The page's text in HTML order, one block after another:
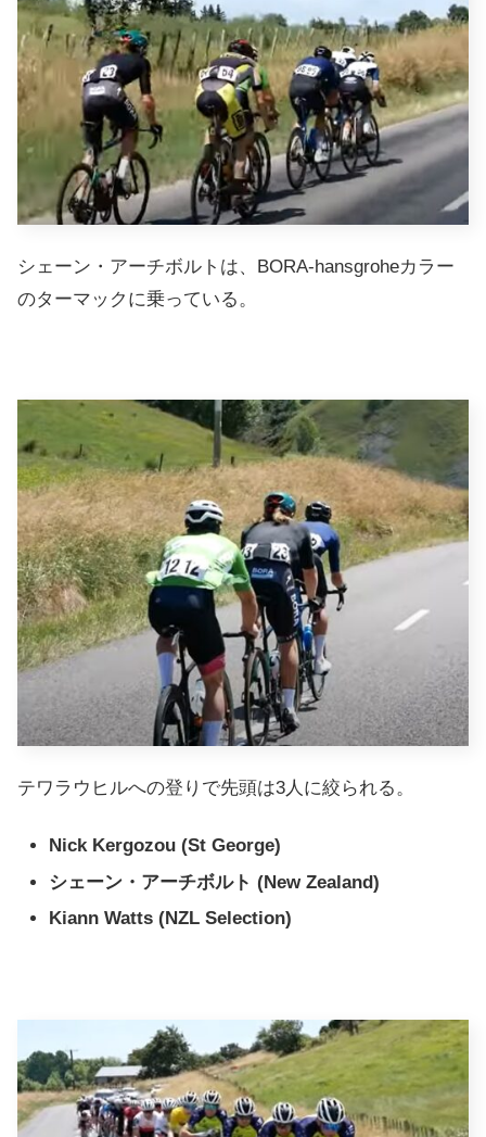
シェーン・アーチボルトは、BORA-hansgroheカラー
のターマックに乗っている。
テワラウヒルへの登りで先頭は3人に絞られる。
Nick Kergozou (St George)
シェーン・アーチボルト (New Zealand)
Kiann Watts (NZL Selection)